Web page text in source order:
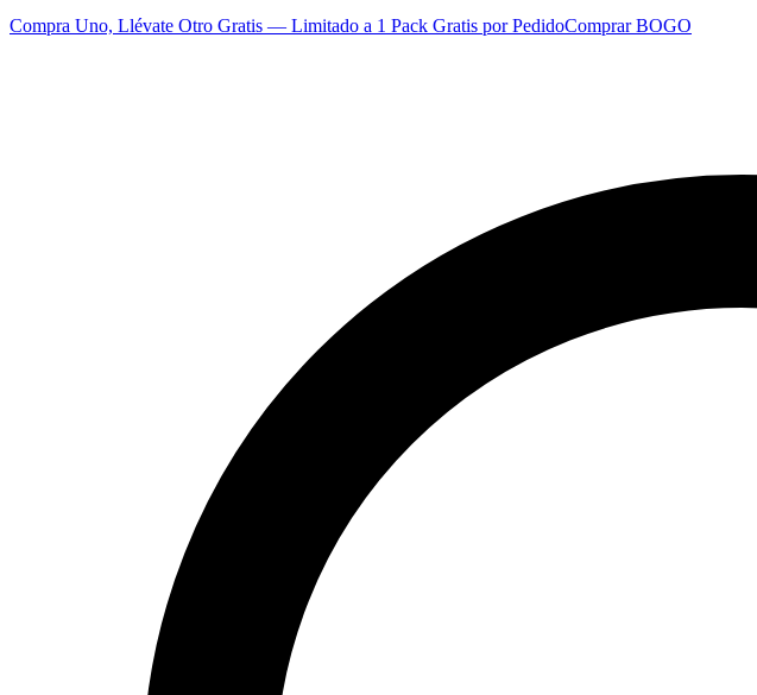
Compra Uno, Llévate Otro Gratis — Limitado a 1 Pack Gratis por PedidoComprar BOGO